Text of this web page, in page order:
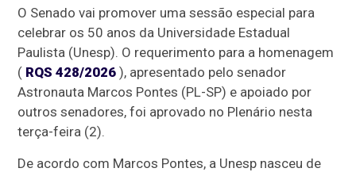
O Senado vai promover uma sessão especial para
celebrar os 50 anos da Universidade Estadual
Paulista (Unesp). O requerimento para a homenagem
( RQS 428/2026 ), apresentado pelo senador
Astronauta Marcos Pontes (PL-SP) e apoiado por
outros senadores, foi aprovado no Plenário nesta
terça-feira (2).
De acordo com Marcos Pontes, a Unesp nasceu de